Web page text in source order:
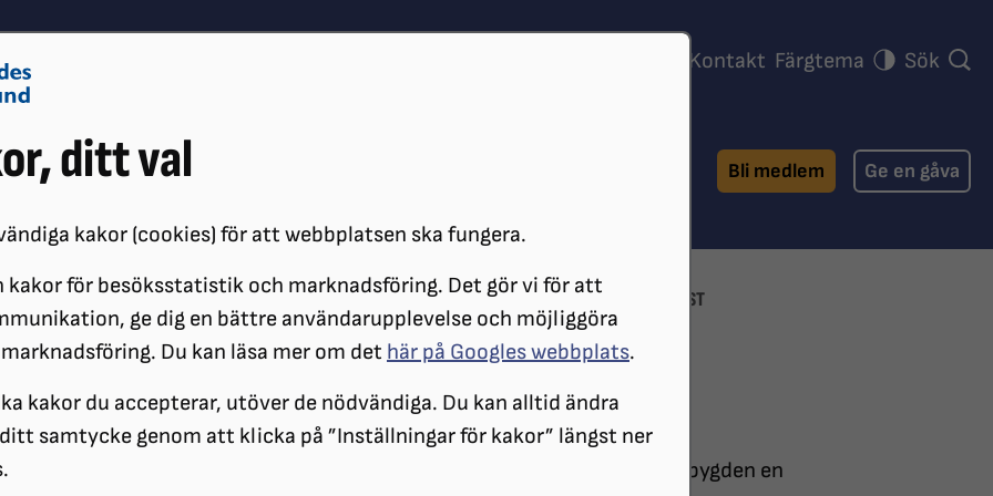
ditt val
kakor (cookies) för att webbplatsen ska fungera.
kakor för besöksstatistik och marknadsföring. Det gör vi för att
ge dig en bättre användarupplevelse och möjliggöra
Du kan läsa mer om det här på Googles webbplats.
kakor du accepterar, utöver de nödvändiga. Du kan alltid ändra
samtycke genom att klicka på ”Inställningar för kakor” längst ner
Kontakt Färgtema Sök
Påverkansarbete
Bli medlem Ge en gåva
DISTRIKT SRF JÖNKÖPINGS LÄN SRF JÖNKÖPINGS LÄNS NYHETER GRILLFEST
Grillfest
Torsdagen den 1 augusti hade SRF Höglandet och SRF Södra Vätterbygden en